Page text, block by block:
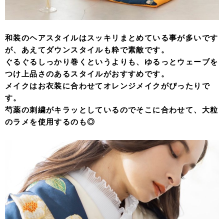
和装のヘアスタイルはスッキリまとめている事が多いです
が、あえてダウンスタイルも粋で素敵です。
ぐるぐるしっかり巻くというよりも、ゆるっとウェーブを
つけ上品さのあるスタイルがおすすめです。
メイクはお衣装に合わせてオレンジメイクがぴったりで
す。
芍薬の刺繍がキラッとしているのでそこに合わせて、大粒
のラメを使用するのも◎